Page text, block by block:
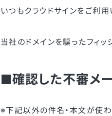
いつもクラウドサインをご利用
当社のドメインを騙ったフィ
■確認した不審メ
※下記以外の件名・本文が使わ